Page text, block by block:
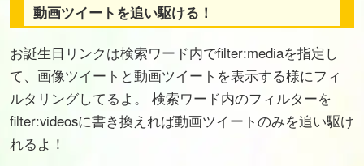
動画ツイートを追い駆ける！
お誕生日リンクは検索ワード内でfilter:mediaを指定し
て、画像ツイートと動画ツイートを表示する様にフィ
ルタリングしてるよ。 検索ワード内のフィルターを
filter:videosに書き換えれば動画ツイートのみを追い駆け
れるよ！